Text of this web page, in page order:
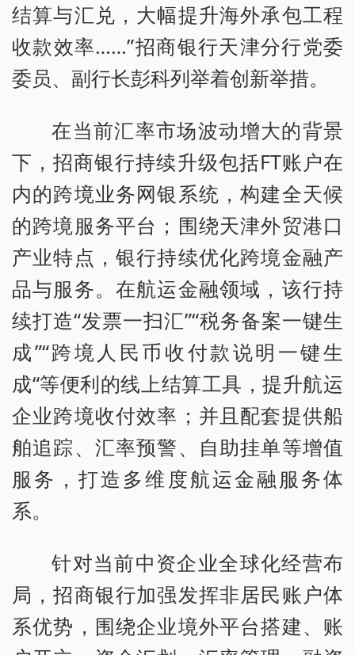
结算与汇兑，大幅提升海外承包工程
收款效率……”招商银行天津分行党委
委员、副行长彭科列举着创新举措。
在当前汇率市场波动增大的背景
下，招商银行持续升级包括FT账户在
内的跨境业务网银系统，构建全天候
的跨境服务平台；围绕天津外贸港口
产业特点，银行持续优化跨境金融产
品与服务。在航运金融领域，该行持
续打造“发票一扫汇”“税务备案一键生
成”“跨境人民币收付款说明一键生
成“等便利的线上结算工具，提升航运
企业跨境收付效率；并且配套提供船
舶追踪、汇率预警、自助挂单等增值
服务，打造多维度航运金融服务体
系。
针对当前中资企业全球化经营布
局，招商银行加强发挥非居民账户体
系优势，围绕企业境外平台搭建、账